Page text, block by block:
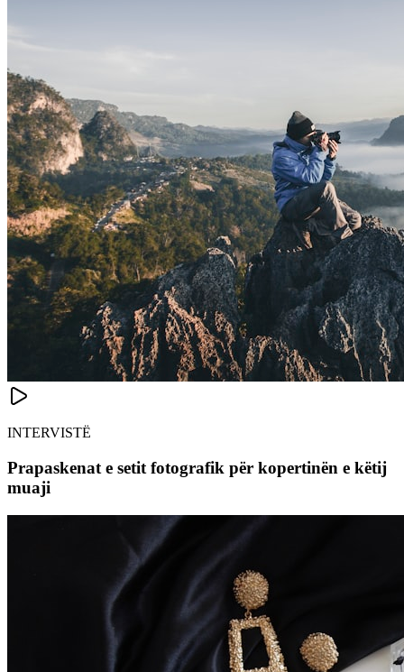
INTERVISTË
Prapaskenat e setit fotografik për kopertinën e këtij
muaji